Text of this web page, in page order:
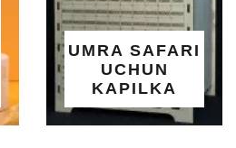
UMRA SAFARI
UCHUN
KAPILKA